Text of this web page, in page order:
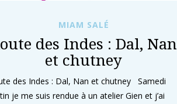
MIAM SALÉ
des Indes : Dal, Nan
et chutney
des Indes : Dal, Nan et chutney Samedi
je me suis rendue à un atelier Gien et j’ai